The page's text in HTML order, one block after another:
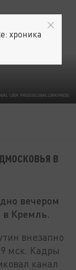
LOOK PRESS/GLOBALLOOKPRESS
в
вечером
в Кремль.
внезапно
мск. Кадры
канал
хроника